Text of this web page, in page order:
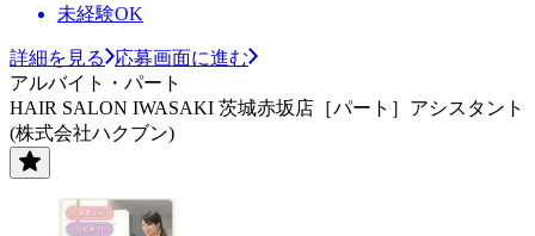
未経験OK
詳細を見る
応募画面に進む
アルバイト・パート
HAIR SALON IWASAKI 茨城赤坂店［パート］アシスタント
(株式会社ハクブン)